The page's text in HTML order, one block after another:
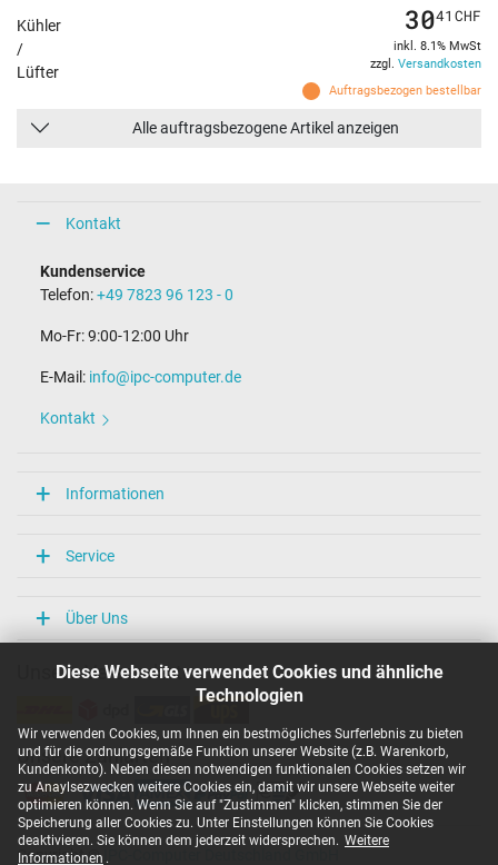
Diese Webseite verwendet Cookies und ähnliche
Technologien
Wir verwenden Cookies, um Ihnen ein bestmögliches Surferlebnis zu bieten
und für die ordnungsgemäße Funktion unserer Website (z.B. Warenkorb,
Kundenkonto). Neben diesen notwendigen funktionalen Cookies setzen wir
zu Anaylsezwecken weitere Cookies ein, damit wir unsere Webseite weiter
optimieren können. Wenn Sie auf "Zustimmen" klicken, stimmen Sie der
Speicherung aller Cookies zu. Unter Einstellungen können Sie Cookies
deaktivieren. Sie können dem jederzeit widersprechen. Weitere
Informationen .
Kühler
/
Lüfter
Auftragsbezogen bestellbar
3041 CHF
inkl. 8.1% MwSt
zzgl. Versandkosten
Alle auftragsbezogene Artikel anzeigen
Kontakt
Kundenservice
Telefon:+49 7823 96 123 - 0
Mo-Fr: 9:00-12:00 Uhr
E-Mail: info@ipc-computer.de
Kontakt
Informationen
Service
Über Uns
Unsere Versandarten
Unsere Zahlarten
Copyright ©